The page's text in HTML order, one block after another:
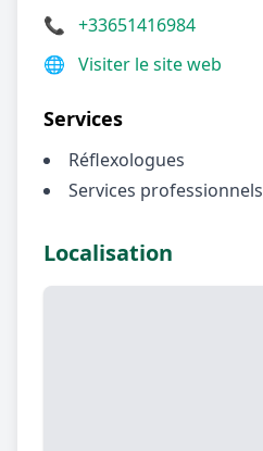
📞 +33651416984
🌐 Visiter le site web
Services
Réflexologues
Services professionnels
Localisation